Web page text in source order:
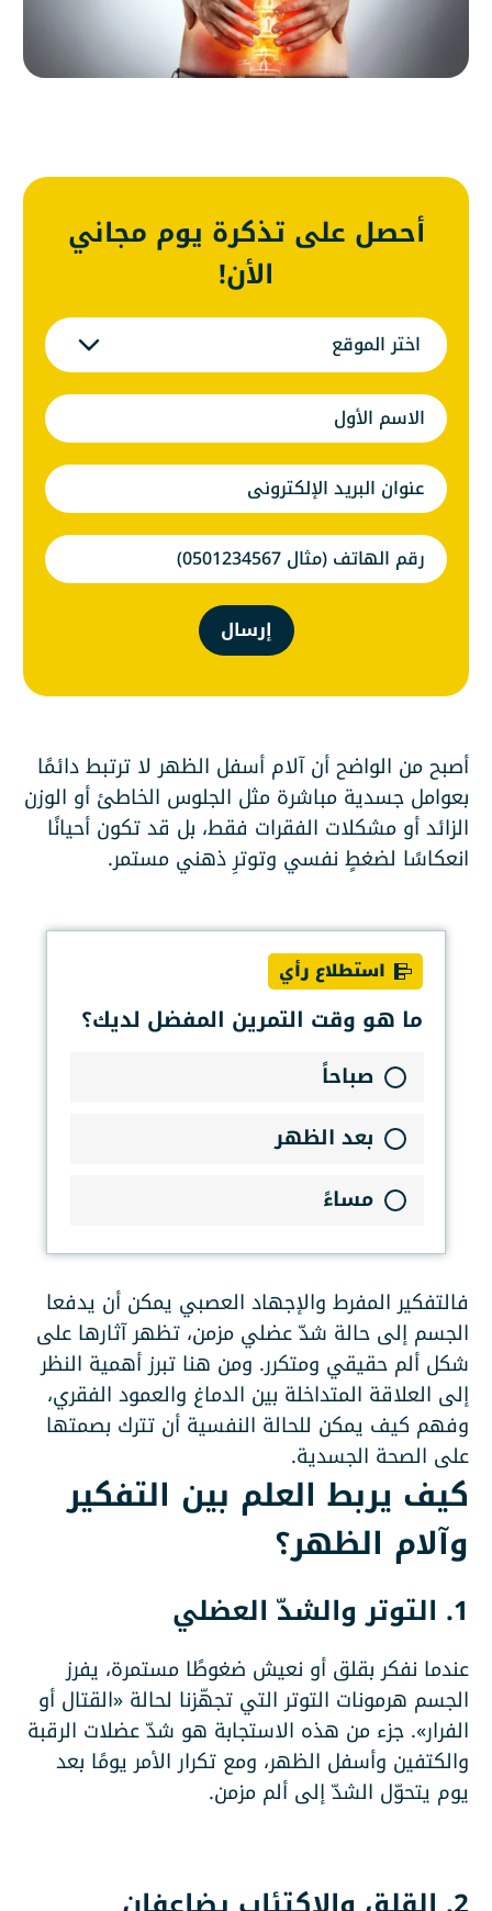
أحصل على تذكرة يوم مجاني
الأن!
اختر الموقع
إرسال
أصبح من الواضح أن آلام أسفل الظهر لا ترتبط دائمًا
بعوامل جسدية مباشرة مثل الجلوس الخاطئ أو الوزن
الزائد أو مشكلات الفقرات فقط، بل قد تكون أحيانًا
انعكاسًا لضغطٍ نفسي وتوترٍ ذهني مستمر.
استطلاع رأي
ما هو وقت التمرين المفضل لديك؟
صباحاً
بعد الظهر
مساءً
فالتفكير المفرط والإجهاد العصبي يمكن أن يدفعا
الجسم إلى حالة شدّ عضلي مزمن، تظهر آثارها على
شكل ألم حقيقي ومتكرر. ومن هنا تبرز أهمية النظر
إلى العلاقة المتداخلة بين الدماغ والعمود الفقري،
وفهم كيف يمكن للحالة النفسية أن تترك بصمتها
على الصحة الجسدية.
كيف يربط العلم بين التفكير
وآلام الظهر؟
1. التوتر والشدّ العضلي
عندما نفكر بقلق أو نعيش ضغوطًا مستمرة، يفرز
الجسم هرمونات التوتر التي تجهّزنا لحالة «القتال أو
الفرار». جزء من هذه الاستجابة هو شدّ عضلات الرقبة
والكتفين وأسفل الظهر، ومع تكرار الأمر يومًا بعد
يوم يتحوّل الشدّ إلى ألم مزمن.